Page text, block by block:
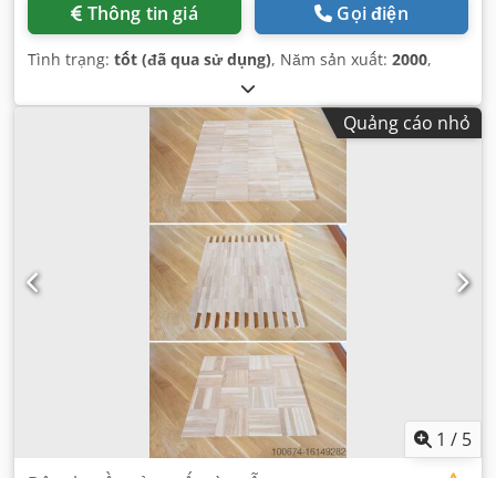
Thông tin giá Gọi điện
Tình trạng: tốt (đã qua sử dụng), Năm sản xuất: 2000,
Quảng cáo nhỏ
1 / 5